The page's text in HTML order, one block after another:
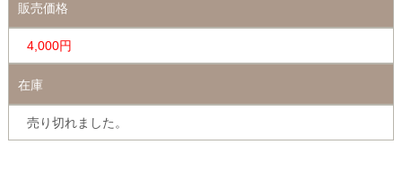
販売価格
4,000円
在庫
売り切れました。